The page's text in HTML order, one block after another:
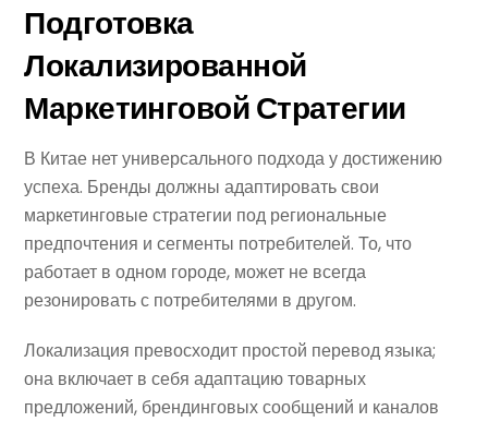
Подготовка
Локализированной
МАркетинговОйСТратегиИ
В Китае нет универсального подхода у достижению
успеха. Бренды должны адаптировать свои
маркетинговые стратегии под региональные
предпочтения и сегменты потребителей. То, что
работает в одном городе, может не всегда
резонировать с потребителями в другом.
Локализация превосходит простой перевод языка;
она включает в себя адаптацию товарных
предложений, брендинговых сообщений и каналов